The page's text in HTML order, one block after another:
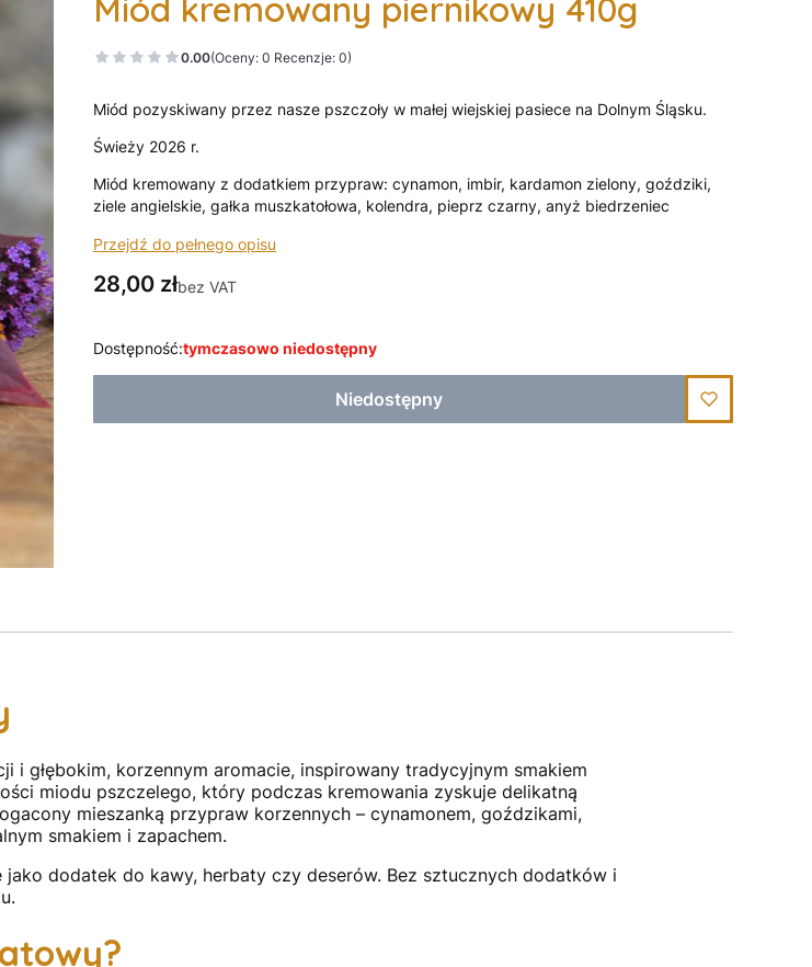
Miód kremowany piernikowy 410g
0.00(Oceny: 0 Recenzje: 0)
Miód pozyskiwany przez nasze pszczoły w małej wiejskiej pasiece na Dolnym Śląsku.
Świeży 2026 r.
Miód kremowany z dodatkiem przypraw: cynamon, imbir, kardamon zielony, goździki,
ziele angielskie, gałka muszkatołowa, kolendra, pieprz czarny, anyż biedrzeniec
Przejdź do pełnego opisu
Cena
28,00 złbez VAT
Dostępność:tymczasowo niedostępny
Niedostępny
głębokim, korzennym aromacie, inspirowany tradycyjnym smakiem
miodu pszczelego, który podczas kremowania zyskuje delikatną
mieszanką przypraw korzennych – cynamonem, goździkami,
smakiem i zapachem.
dodatek do kawy, herbaty czy deserów. Bez sztucznych dodatków i